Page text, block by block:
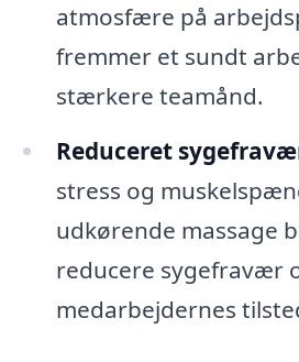
atmosfære på
fremmer et sundt
stærkere teamånd.
Reduceret
stress og
udkørende massage
reducere sygefravær
medarbejdernes